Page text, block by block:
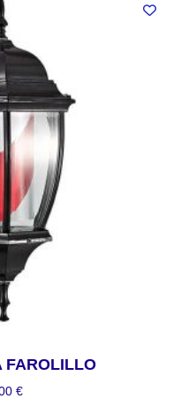
FAROLILLO
€